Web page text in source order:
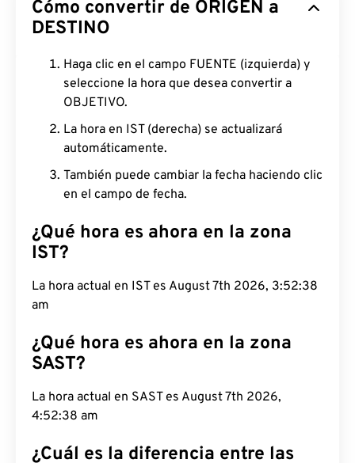
Cómo convertir de ORIGEN a
DESTINO
Haga clic en el campo FUENTE (izquierda) y
seleccione la hora que desea convertir a
OBJETIVO.
La hora en IST (derecha) se actualizará
automáticamente.
También puede cambiar la fecha haciendo clic
en el campo de fecha.
¿Qué hora es ahora en la zona
IST?
La hora actual en IST es August 7th 2026, 3:52:39
am
¿Qué hora es ahora en la zona
SAST?
La hora actual en SAST es August 7th 2026,
4:52:39 am
¿Cuál es la diferencia entre las